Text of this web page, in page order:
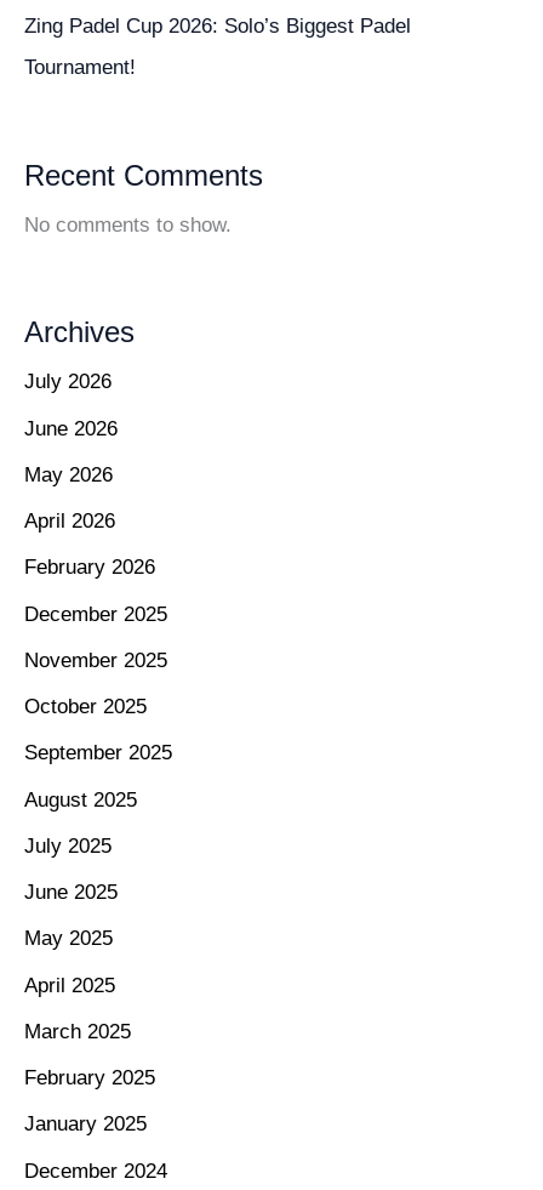
Zing Padel Cup 2026: Solo’s Biggest Padel
Tournament!
Recent Comments
No comments to show.
Archives
July 2026
June 2026
May 2026
April 2026
February 2026
December 2025
November 2025
October 2025
September 2025
August 2025
July 2025
June 2025
May 2025
April 2025
March 2025
February 2025
January 2025
December 2024